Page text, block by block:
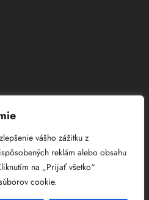
vášho zážitku z
reklám alebo obsahu
na „Prijať všetko“
cookie.